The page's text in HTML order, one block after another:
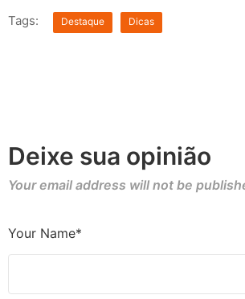
Tags: Destaque Dicas
Deixe sua opinião
Your email address will not be
Your Name*